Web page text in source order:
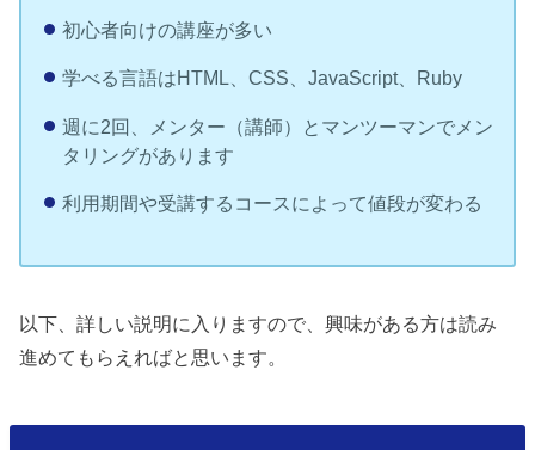
初心者向けの講座が多い
学べる言語はHTML、CSS、JavaScript、Ruby
週に2回、メンター（講師）とマンツーマンでメン
タリングがあります
利用期間や受講するコースによって値段が変わる
以下、詳しい説明に入りますので、興味がある方は読み
進めてもらえればと思います。